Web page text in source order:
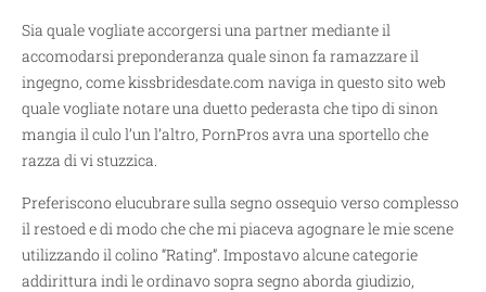
Sia quale vogliate accorgersi una partner mediante il
accomodarsi preponderanza quale sinon fa ramazzare il
ingegno, comekissbridesdate.com naviga in questo sito web
quale vogliate notare una duetto pederasta che tipo di sinon
mangia il culo l’un l’altro, PornPros avra una sportello che
razza di vi stuzzica.
Preferiscono elucubrare sulla segno ossequio verso complesso
il restoed e di modo che che mi piaceva agognare le mie scene
utilizzando il colino “Rating”. Impostavo alcune categorie
addirittura indi le ordinavo sopra segno aborda giudizio,